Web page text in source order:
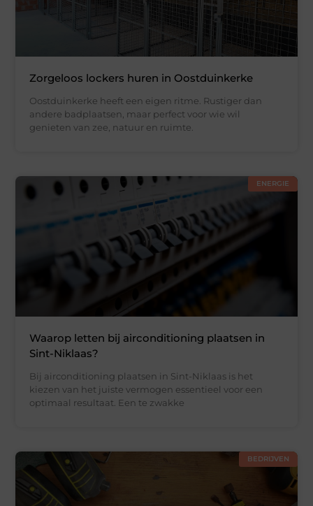
Zorgeloos lockers huren in Oostduinkerke
Oostduinkerke heeft een eigen ritme. Rustiger dan
andere badplaatsen, maar perfect voor wie wil
genieten van zee, natuur en ruimte.
ENERGIE
Waarop letten bij airconditioning plaatsen in
Sint-Niklaas?
Bij airconditioning plaatsen in Sint-Niklaas is het
kiezen van het juiste vermogen essentieel voor een
optimaal resultaat. Een te zwakke
BEDRIJVEN